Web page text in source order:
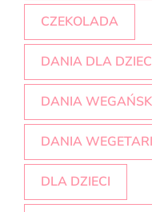
CZEKOLADA
DANIA DLA
DANIA
DANIA
DLA DZIECI